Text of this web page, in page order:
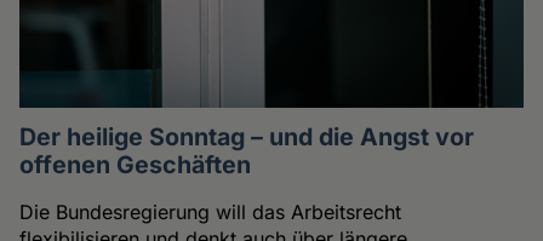
Der heilige Sonntag – und die Angst vor
offenen Geschäften
Die Bundesregierung will das Arbeitsrecht